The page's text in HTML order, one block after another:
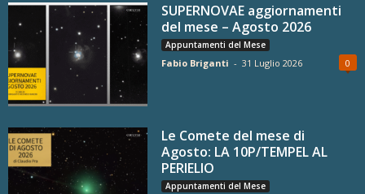
SUPERNOVAE aggiornamenti
del mese – Agosto 2026
Appuntamenti del Mese
Fabio Briganti - 31 Luglio 2026 0
Le Comete del mese di
Agosto: LA 10P/TEMPEL AL
PERIELIO
Appuntamenti del Mese